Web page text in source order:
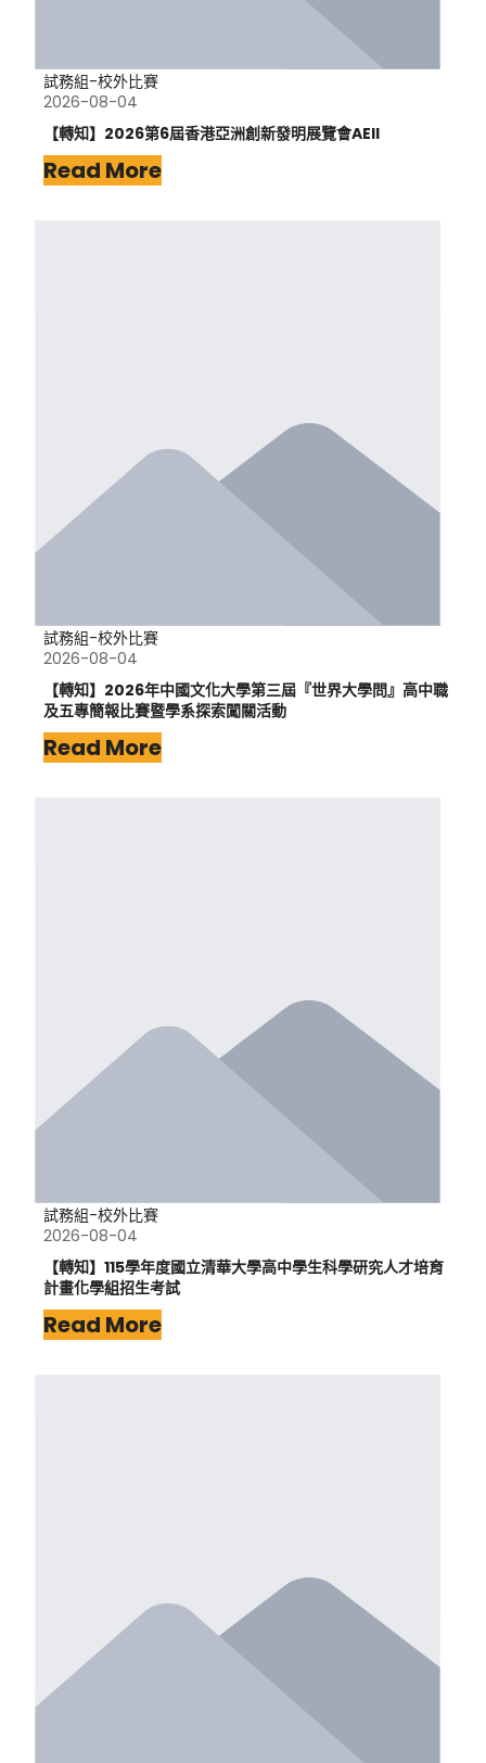
試務組-校外比賽
2026-08-04
【轉知】2026第6屆香港亞洲創新發明展覽會AEII
Read More
試務組-校外比賽
2026-08-04
【轉知】2026年中國文化大學第三屆『世界大學問』高中職
及五專簡報比賽暨學系探索闖關活動
Read More
試務組-校外比賽
2026-08-04
【轉知】115學年度國立清華大學高中學生科學研究人才培育
計畫化學組招生考試
Read More